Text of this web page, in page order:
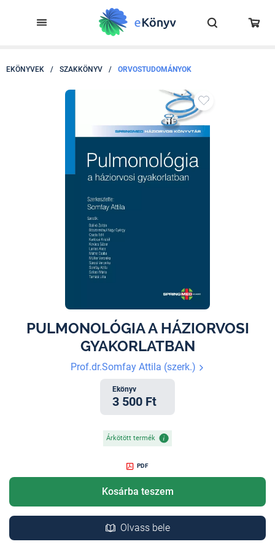
EKÖNYVEK / SZAKKÖNYV / ORVOSTUDOMÁNYOK
PULMONOLÓGIA A HÁZIORVOSI
GYAKORLATBAN
Prof.dr.Somfay Attila (szerk.)
Ekönyv
3 500 Ft
Árkötött termék
PDF
Kosárba teszem
Olvass bele